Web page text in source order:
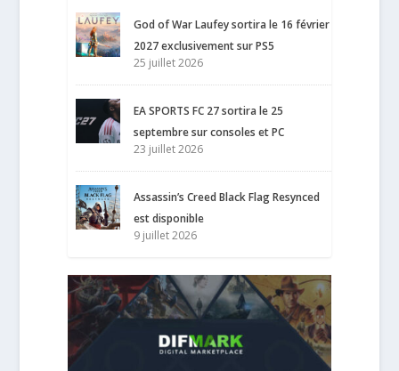
God of War Laufey sortira le 16 février
2027 exclusivement sur PS5
25 juillet 2026
EA SPORTS FC 27 sortira le 25
septembre sur consoles et PC
23 juillet 2026
Assassin’s Creed Black Flag Resynced
est disponible
9 juillet 2026